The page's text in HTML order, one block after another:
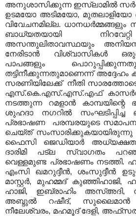
അനുശാസിക്കുന്ന ഇസ്ലാമില്‍
ഉടമയോ അടിമയോ, മുതലാളിയോ
വിവേചനമില്ല.
ബാധ്യതയായി
അസന്തുലിതാവസ്ഥയും
നേരിടാന്‍ വിശ്വാസികള്‍
പാപങ്ങളും
തട്ടിനീക്കുന്നതുമാണെന്ന് അദ്ദേഹം
സരണിയിലേക്ക് നീതി
എസ്.കെ.എസ്.എസ്.എഫ് കാസര്‍ഗോഡ്
നടത്തുന്ന റമളാന്‍ കാമ്പയിന്റെ
ശുഹദാ നഗറില്‍ സംഘടിപ്പിച്ച
പ്രഭാഷണ പരമ്പരയുടെ സമാപന
ചെയ്ത് സംസാരിക്കുകയായിരുന്നു
ഫൈസി ജെഡിയാര്‍ അധ്യക്ഷത
ദാരിമി പട്‌ല സ്വാഗതം
വെള്ളമുണ്ട പ്രഭാഷണം നടത്തി.
എംസി ഖമറുദ്ദീന്‍, ശംസുദ്ദീന്‍
മാസ്റ്റര്‍, മുഹമ്മദ് കുഞ്ഞിഹാജി,
ഹാജി, ഇബ്രാഹിം അസ്അദി,
അബ്ദുല്‍ റഷീദ്, സുലൈമാന്‍
നീലേശ്വരം, മഹമൂദ് ദേളി, അഫ്‌സല്‍